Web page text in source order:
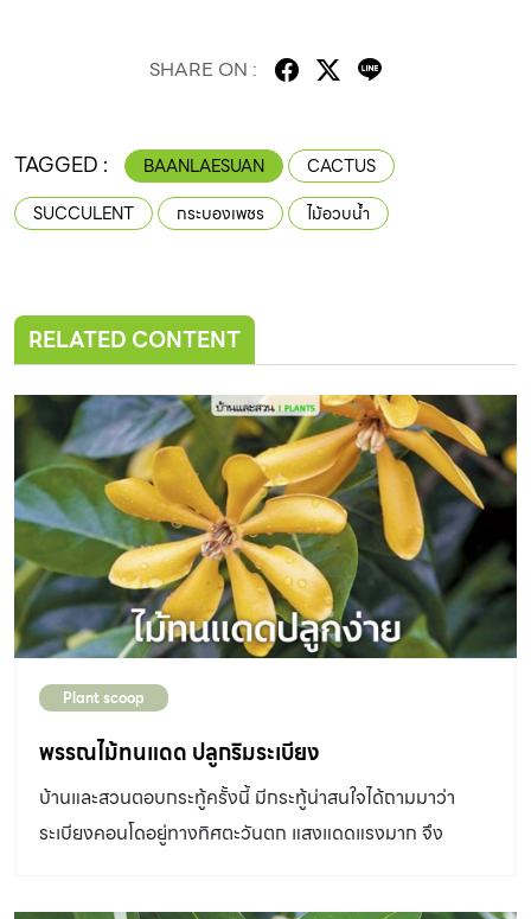
SHARE ON :
TAGGED : BAANLAESUAN
CACTUS
SUCCULENT
กระบองเพชร ไม้อวบน้ำ
RELATED CONTENT
Plant scoop
พรรณไม้ทนแดด ปลูกริมระเบียง
บ้านและสวนตอบกระทู้ครั้งนี้ มีกระทู้น่าสนใจได้ถามมาว่า
ระเบียงคอนโดอยู่ทางทิศตะวันตก แสงแดดแรงมาก จึง